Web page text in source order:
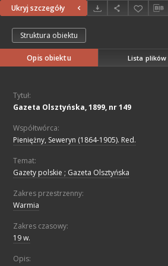
Ukryj szczegóły
Struktura obiektu
Opis obiektu Lista plików
Tytuł:
Gazeta Olsztyńska, 1899, nr 149
Współtwórca:
Pieniężny, Seweryn (1864-1905). Red.
Temat:
Gazety polskie ; Gazeta Olsztyńska
Zakres przestrzenny:
Warmia
Zakres czasowy:
19 w.
Opis: